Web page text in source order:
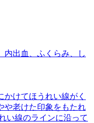
内出血、ふくらみ、し
かけてほうれい線がく
や老けた印象をもたれ
い線のラインに沿って